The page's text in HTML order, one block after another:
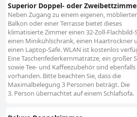
Superior Doppel- oder
Neben Zugang zu einem eigenen,
Balkon oder einer Terrasse bietet dieses
klimatisierte Zimmer einen 32-Zoll-Flachbild-
einen Minikühlschrank, einen Haartrockner
einen Laptop-Safe. WLAN ist kostenlos
Eine Taschenfederkernmatratze, ein großer
sowie Tee- und Kaffeezubehör sind ebenfalls
vorhanden. Bitte beachten Sie, dass die
Maximalbelegung 3 Personen beträgt. Die
3. Person übernachtet auf einem Schlafsofa.